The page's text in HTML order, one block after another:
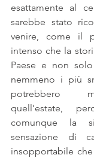
esattamente al
sarebbe stato
venire, come il
intenso che la
Paese e non
nemmeno i più
potrebbero
quell’estate,
comunque la
sensazione di
insopportabile che